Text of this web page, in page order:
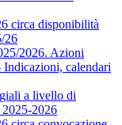
circa disponibilità
26
2026. Azioni
calendari
a livello di
2025-2026